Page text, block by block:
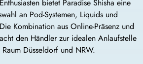
bietet Paradise Shisha eine
an Pod-Systemen, Liquids und
Kombination aus Online-Präsenz und
den Händler zur idealen Anlaufstelle
Düsseldorf und NRW.